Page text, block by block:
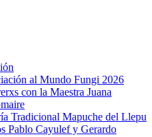
al Mundo Fungi 2026
con la Maestra Juana
Tradicional Mapuche del Llepu
Pablo Cayulef y Gerardo